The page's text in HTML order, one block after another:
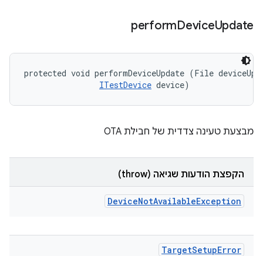
performDeviceUpdate
protected void performDeviceUpdate (File
ITestDevice device)
מבצעת טעינה צדדית של חבילת OTA
הקפצת הודעות שגיאה (throw)
DeviceNotAvailableException
TargetSetupError